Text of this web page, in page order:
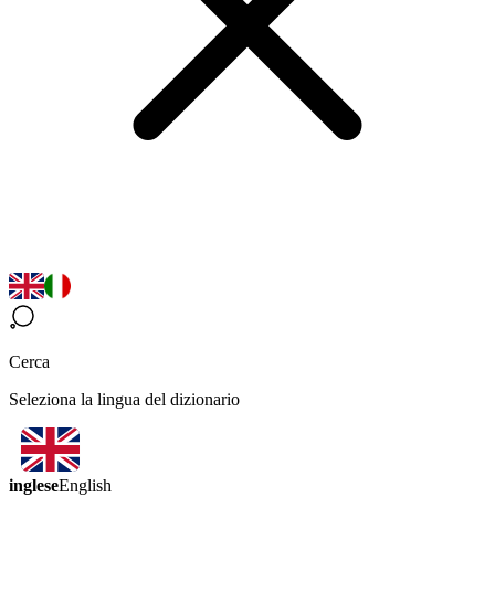
Cerca
Seleziona la lingua del dizionario
ingleseEnglish